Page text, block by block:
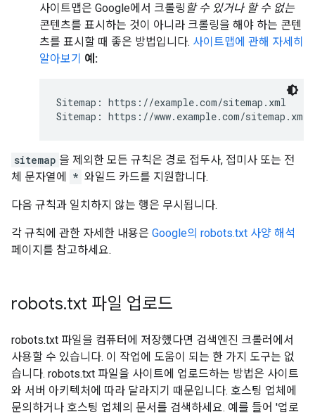
사이트맵은 Google에서 크롤링 할 수 있거나 할 수 없는
콘텐츠를 표시하는 것이 아니라 크롤링을 해야 하는 콘텐
츠를 표시할 때 좋은 방법입니다. 사이트맵에 관해 자세히
알아보기 예:
Sitemap: https://example.com/sitemap.xml
Sitemap: https://www.example.com/sitemap.xml
sitemap 을 제외한 모든 규칙은 경로 접두사, 접미사 또는 전
체 문자열에
* 와일드 카드를 지원합니다.
다음 규칙과 일치하지 않는 행은 무시됩니다.
각 규칙에 관한 자세한 내용은 Google의 robots.txt 사양 해석
페이지를 참고하세요.
robots.txt 파일 업로드
robots.txt 파일을 컴퓨터에 저장했다면 검색엔진 크롤러에서
사용할 수 있습니다. 이 작업에 도움이 되는 한 가지 도구는 없
습니다. robots.txt 파일을 사이트에 업로드하는 방법은 사이트
와 서버 아키텍처에 따라 달라지기 때문입니다. 호스팅 업체에
문의하거나 호스팅 업체의 문서를 검색하세요. 예를 들어 '업로